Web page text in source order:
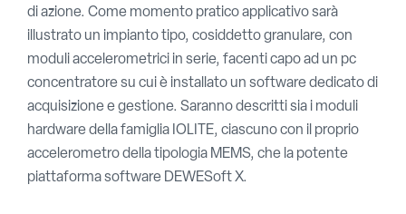
di azione. Come momento pratico applicativo sarà
illustrato un impianto tipo, cosiddetto granulare, con
moduli accelerometrici in serie, facenti capo ad un pc
concentratore su cui è installato un software dedicato di
acquisizione e gestione. Saranno descritti sia i moduli
hardware della famiglia IOLITE, ciascuno con il proprio
accelerometro della tipologia MEMS, che la potente
piattaforma software DEWESoft X.